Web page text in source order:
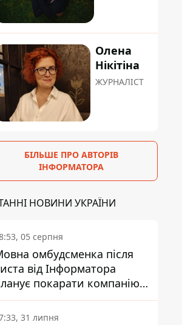
Олена
Нікітіна
ЖУРНАЛІСТ
БІЛЬШЕ ПРО АВТОРІВ
ІНФОРМАТОРА
НОВИНИ УКРАЇНИ
05 серпня
омбудсменка після
від Інформатора
покарати компанію-
ПриватБанку
31 липня